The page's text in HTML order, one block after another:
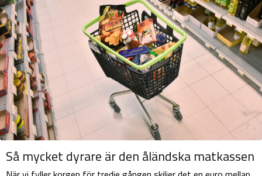
Så mycket dyrare är den åländska matkassen